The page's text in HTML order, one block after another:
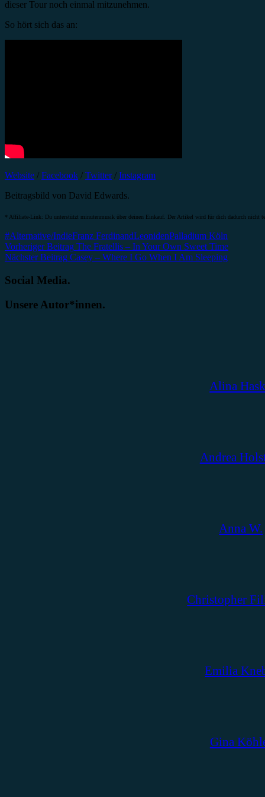
dieser Tour noch einmal mitzunehmen.
So hört sich das an:
Website / Facebook / Twitter/ Instagram
Beitragsbild von David Edwards.
* Affiliate-Link: Du unterstützt minutenmusik über deinen Einkauf. Der Artikel wird für dich dadurch nicht
#Alternative/IndieFranz FerdinandLeonidenPalladium Köln
Beitragsnavigation
Vorheriger Beitrag The Fratellis – In Your Own Sweet Time
Nächster Beitrag Casey – Where I Go When I Am Sleeping
Social Media.
Unsere Autor*innen.
Alina
Andrea
Anna W.
Christopher
Emilia
Gina